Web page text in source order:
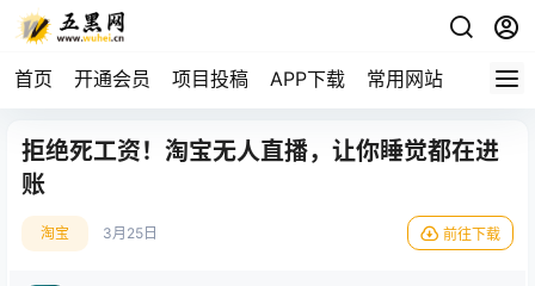
首页 开通会员 项目投稿 APP下载 常用网站
拒绝死工资！淘宝无人直播，让你睡觉都在进
账
淘宝 3月25日 前往下载